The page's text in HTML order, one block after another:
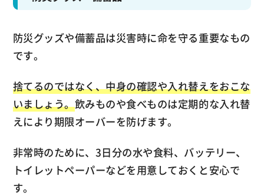
防災グッズや備蓄品は災害時に命を守る重要なもの
です。
捨てるのではなく、中身の確認や入れ替えをおこな
いましょう。飲みものや食べものは定期的な入れ替
えにより期限オーバーを防げます。
非常時のために、3日分の水や食料、バッテリー、
トイレットペーパーなどを用意しておくと安心で
す。